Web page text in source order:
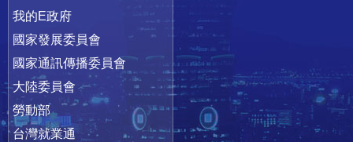
我的E政府
國家發展委員會
國家通訊傳播委員會
大陸委員會
勞動部
台灣就業通